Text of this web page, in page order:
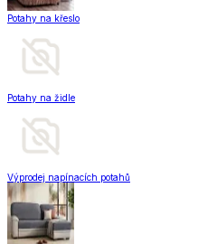
Potahy na křeslo
Potahy na židle
Výprodej napínacích potahů